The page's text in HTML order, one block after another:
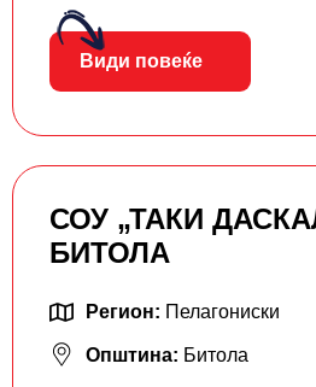
Види повеќе
СОУ „ТАКИ
БИТОЛА
Регион: Пелагониски
Општина: Битола